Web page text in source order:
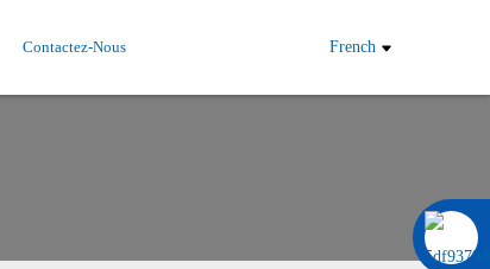
Contactez-Nous French